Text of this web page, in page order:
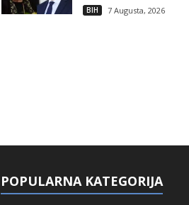
BIH 7 Augusta, 2026
POPULARNA KATEGORIJA